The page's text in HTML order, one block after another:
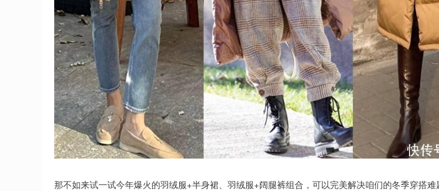
那不如来试一试今年爆火的羽绒服+半身裙、羽绒服+阔腿裤组合，可以完美解决咱们的冬季穿搭难